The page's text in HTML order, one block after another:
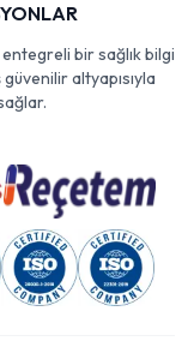
bir sağlık bilgi
altyapısıyla